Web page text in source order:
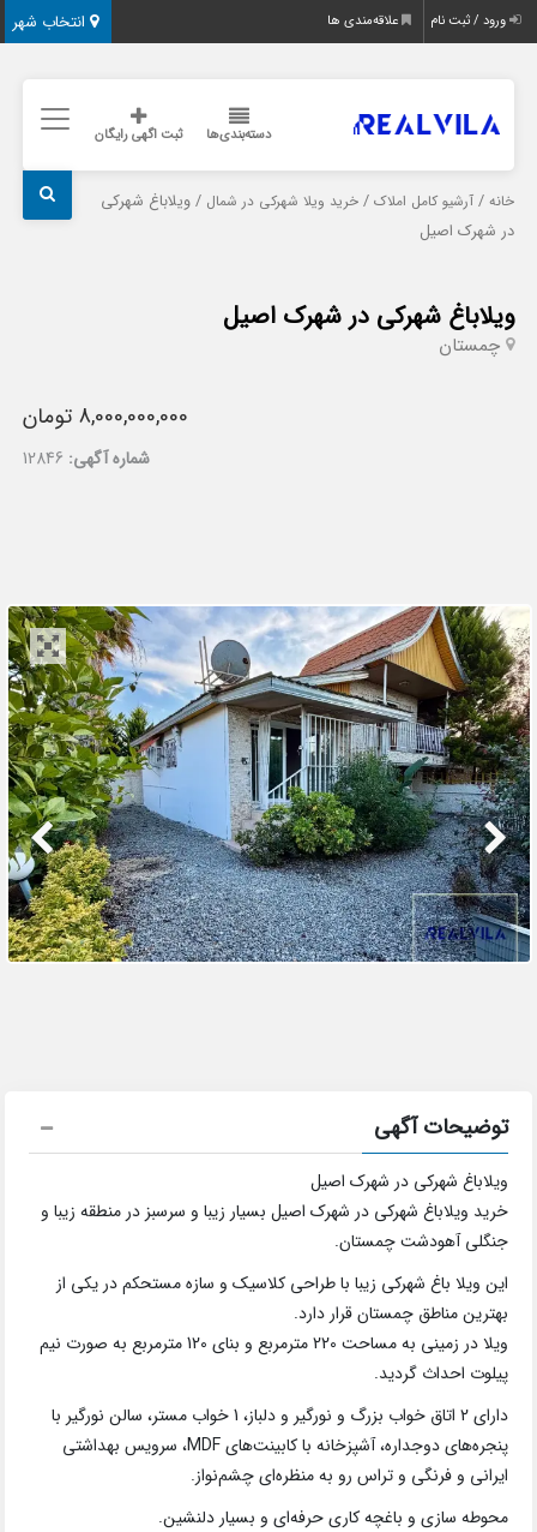
انتخاب شهر ورود / ثبت نام علاقه‌مندی ها
دسته‌بندی‌ها ثبت اگهی رایگان
خانه /آرشیو کامل املاک /خرید ویلا شهرکی در شمال / ویلاباغ شهرکی
در شهرک اصیل
ویلاباغ شهرکی در شهرک اصیل
چمستان
8,000,000,000 تومان
شماره آگهی: 12846
توضیحات آگهی
ویلاباغ شهرکی در شهرک اصیل
خرید ویلاباغ شهرکی در شهرک اصیل بسیار زیبا و سرسبز در منطقه زیبا و
جنگلی آهودشت چمستان.
این ویلا باغ شهرکی زیبا با طراحی کلاسیک و سازه مستحکم در یکی از
بهترین مناطق چمستان قرار دارد.
ویلا در زمینی به مساحت 220 مترمربع و بنای 120 مترمربع به صورت نیم
پیلوت احداث گردید.
دارای 2 اتاق خواب بزرگ و نورگیر و دلباز، 1 خواب مستر، سالن نورگیر با
پنجره‌های دوجداره، آشپزخانه با کابینت‌های MDF، سرویس بهداشتی
ایرانی و فرنگی و تراس رو به منظره‌ای چشم‌نواز.
محوطه سازی و باغچه کاری حرفه‌ای و بسیار دلنشین.